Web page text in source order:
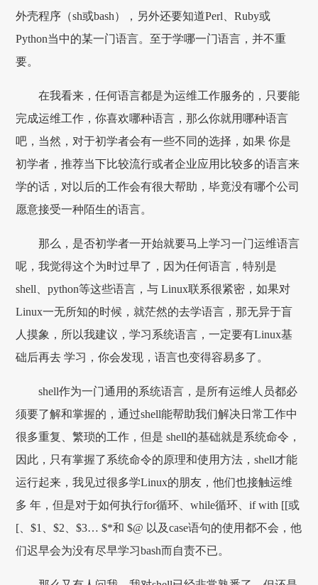
外壳程序（sh或bash），另外还要知道Perl、Ruby或
Python当中的某一门语言。至于学哪一门语言，并不重
要。
在我看来，任何语言都是为运维工作服务的，只要能
完成运维工作，你喜欢哪种语言，那么你就用哪种语言
吧，当然，对于初学者会有一些不同的选择，如果 你是
初学者，推荐当下比较流行或者企业应用比较多的语言来
学的话，对以后的工作会有很大帮助，毕竟没有哪个公司
愿意接受一种陌生的语言。
那么，是否初学者一开始就要马上学习一门运维语言
呢，我觉得这个为时过早了，因为任何语言，特别是
shell、python等这些语言，与 Linux联系很紧密，如果对
Linux一无所知的时候，就茫然的去学语言，那无异于盲
人摸象，所以我建议，学习系统语言，一定要有Linux基
础后再去 学习，你会发现，语言也变得容易多了。
shell作为一门通用的系统语言，是所有运维人员都必
须要了解和掌握的，通过shell能帮助我们解决日常工作中
很多重复、繁琐的工作，但是 shell的基础就是系统命令，
因此，只有掌握了系统命令的原理和使用方法，shell才能
运行起来，我见过很多学Linux的朋友，他们也接触运维
多 年，但是对于如何执行for循环、while循环、if with [[或
[、$1、$2、$3… $*和 $@ 以及case语句的使用都不会，他
们迟早会为没有尽早学习bash而自责不已。